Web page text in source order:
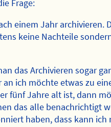
Frage:
einem Jahr archivieren.
keine Nachteile
das Archivieren sogar
an ich möchte etwas zu
fünf Jahre alt ist, dann
das alle benachrichtigt
haben, dass kann ich